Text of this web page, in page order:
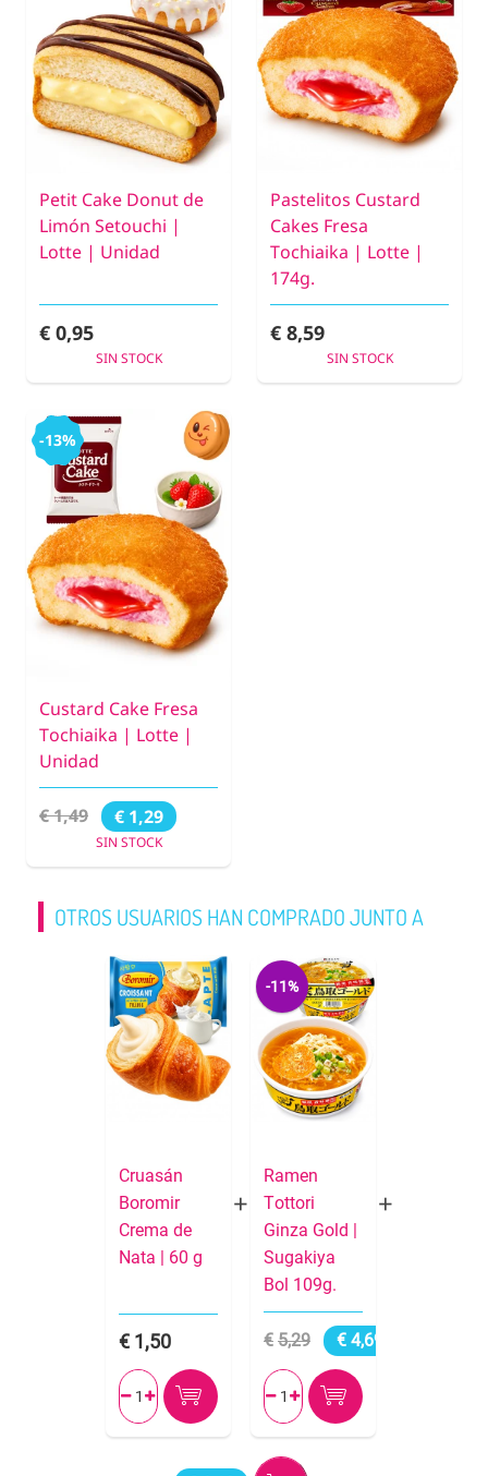
Petit Cake Donut de
Limón Setouchi |
Lotte | Unidad
€ 0,95
SIN STOCK
Pastelitos Custard
Cakes Fresa
Tochiaika | Lotte |
174g.
€ 8,59
SIN STOCK
-13%
Custard Cake Fresa
Tochiaika | Lotte |
Unidad
€ 1,49 € 1,29
SIN STOCK
OTROS USUARIOS HAN COMPRADO JUNTO A
Cruasán
Boromir
Crema de
Nata | 60 g
1,50
 
-11%
Ramen
Tottori
Ginza Gold |
Sugakiya
Bol 109g.
5,29 4,69
 